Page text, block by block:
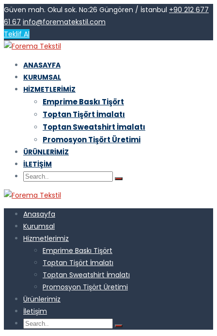
Güven mah. Okul sok. No:26 Güngören / İstanbul +90 212 677
61 67 info@forematekstil.com
Teklif Al
ANASAYFA
KURUMSAL
HIZMETLERIMIZ
Emprime Baskı Tişört
Toptan Tişört İmalatı
Toptan Sweatshirt İmalatı
Promosyon Tişört Üretimi
ÜRÜNLERIMIZ
İLETIŞIM
Anasayfa
Kurumsal
Hizmetlerimiz
Emprime Baskı Tişört
Toptan Tişört İmalatı
Toptan Sweatshirt İmalatı
Promosyon Tişört Üretimi
Ürünlerimiz
İletişim